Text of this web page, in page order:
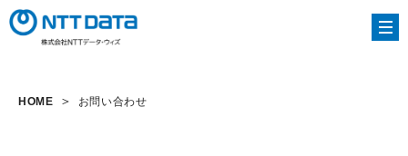
HOME お問い合わせ